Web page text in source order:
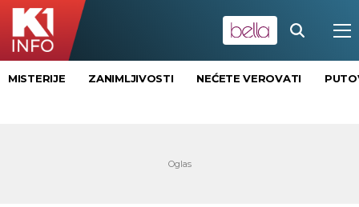
MISTERIJE ZANIMLJIVOSTI NEĆETE VEROVATI